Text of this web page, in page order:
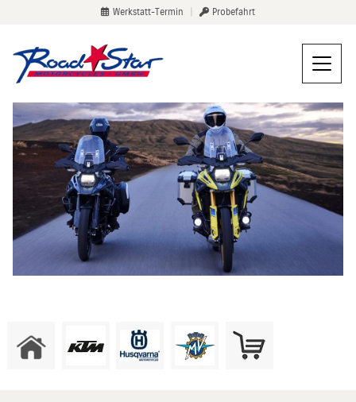
Werkstatt-Termin Probefahrt